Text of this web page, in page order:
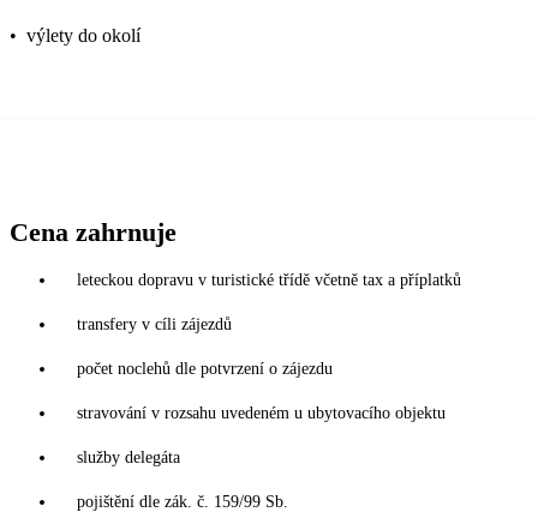
• výlety do okolí
Cena zahrnuje
leteckou dopravu v turistické třídě včetně tax a příplatků
transfery v cíli zájezdů
počet noclehů dle potvrzení o zájezdu
stravování v rozsahu uvedeném u ubytovacího objektu
služby delegáta
pojištění dle zák. č. 159/99 Sb.